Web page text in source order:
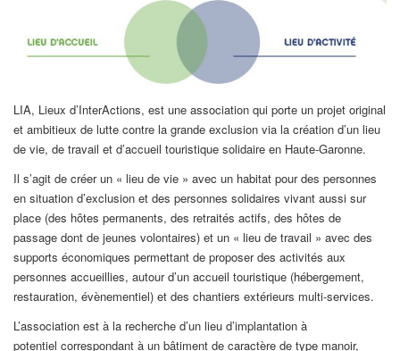
LIA, Lieux d’InterActions, est une association qui porte un projet original
et ambitieux de lutte contre la grande exclusion via la création d’un lieu
de vie, de travail et d’accueil touristique solidaire en Haute-Garonne.
Il s’agit de créer un « lieu de vie » avec un habitat pour des personnes
en situation d’exclusion et des personnes solidaires vivant aussi sur
place (des hôtes permanents, des retraités actifs, des hôtes de
passage dont de jeunes volontaires) et un « lieu de travail » avec des
supports économiques permettant de proposer des activités aux
personnes accueillies, autour d’un accueil touristique (hébergement,
restauration, évènementiel) et des chantiers extérieurs multi-services.
L’association est à la recherche d’un lieu d’implantation à
potentiel correspondant à un bâtiment de caractère de type manoir,